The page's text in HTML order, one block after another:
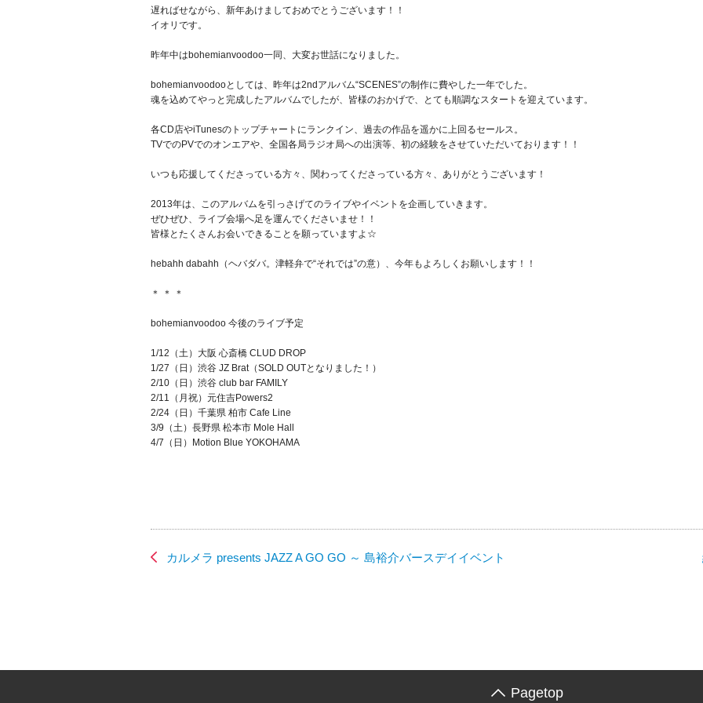
遅ればせながら、新年あけましておめでとうございます！！
イオリです。
昨年中はbohemianvoodoo一同、大変お世話になりました。
bohemianvoodooとしては、昨年は2ndアルバム“SCENES”の制作に費やした一年でした。
魂を込めてやっと完成したアルバムでしたが、皆様のおかげで、とても順調なスタートを迎えています。
各CD店やiTunesのトップチャートにランクイン、過去の作品を遥かに上回るセールス。
TVでのPVでのオンエアや、全国各局ラジオ局への出演等、初の経験をさせていただいております！！
いつも応援してくださっている方々、関わってくださっている方々、ありがとうございます！
2013年は、このアルバムを引っさげてのライブやイベントを企画していきます。
ぜひぜひ、ライブ会場へ足を運んでくださいませ！！
皆様とたくさんお会いできることを願っていますよ☆
hebahh dabahh（ヘバダバ。津軽弁で“それでは”の意）、今年もよろしくお願いします！！
＊ ＊ ＊
bohemianvoodoo 今後のライブ予定
1/12（土）大阪 心斎橋 CLUD DROP
1/27（日）渋谷 JZ Brat（SOLD OUTとなりました！）
2/10（日）渋谷 club bar FAMILY
2/11（月祝）元住吉Powers2
2/24（日）千葉県 柏市 Cafe Line
3/9（土）長野県 松本市 Mole Hall
4/7（日）Motion Blue YOKOHAMA
カルメラ presents JAZZ A GO GO ～ 島裕介バースデイイベント
Pagetop